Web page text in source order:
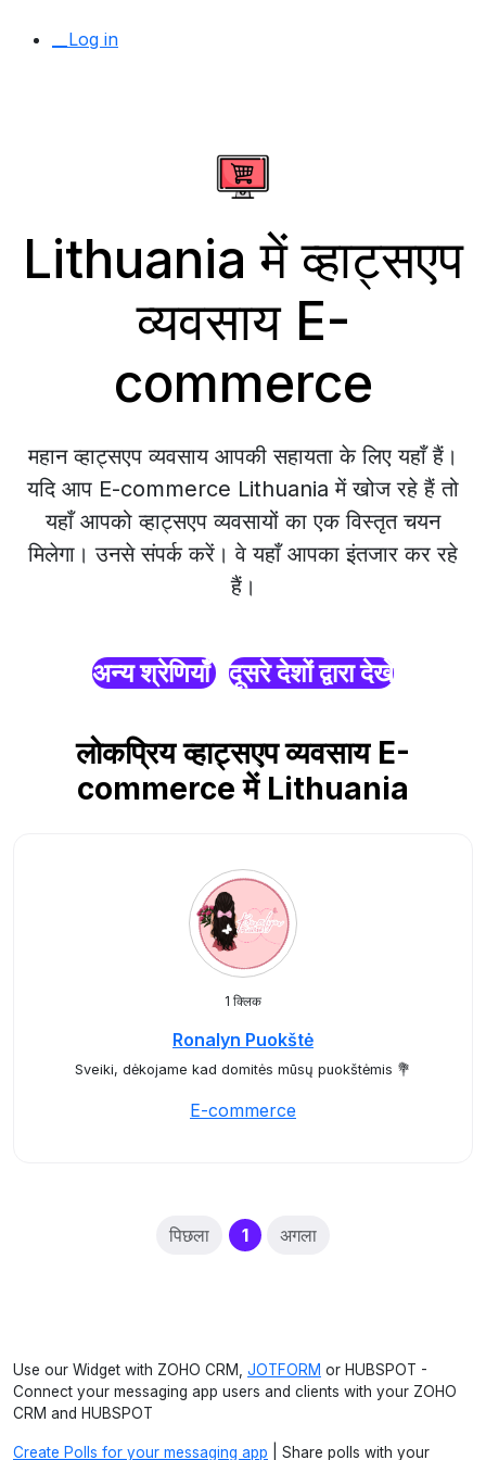
__Log in
Lithuania में व्हाट्सएप
व्यवसाय E-
commerce
महान व्हाट्सएप व्यवसाय आपकी सहायता के लिए यहाँ हैं।
यदि आप E-commerce Lithuania में खोज रहे हैं तो
यहाँ आपको व्हाट्सएप व्यवसायों का एक विस्तृत चयन
मिलेगा। उनसे संपर्क करें। वे यहाँ आपका इंतजार कर रहे
हैं।
अन्य श्रेणियाँ दूसरे देशों द्वारा देखें
लोकप्रिय व्हाट्सएप व्यवसाय E-
commerce में Lithuania
1 क्लिक
Ronalyn Puokštė
Sveiki, dėkojame kad domitės mūsų puokštėmis 💐
E-commerce
पिछला 1(current)
अगला
Use our Widget with ZOHO CRM, JOTFORM or HUBSPOT -
Connect your messaging app users and clients with your ZOHO
CRM and HUBSPOT
Create Polls for your messaging app | Share polls with your